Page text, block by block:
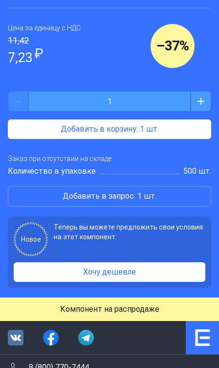
Цена за единицу с НДС
11,42
7,23₽ –37%
Добавить в корзину: 1 шт.
Заказ при отсутствии на складе
Количество в упаковке 500 шт.
Добавить в запрос: 1 шт.
Новое
Теперь вы можете предложить свои условия
на этот компонент:
Хочу дешевле
Компонент на распродаже